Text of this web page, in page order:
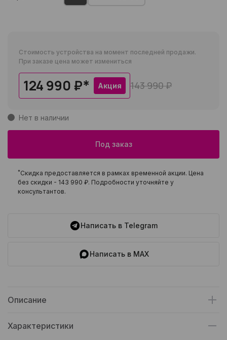
Стоимость устройства на момент последней продажи.
При заказе цена может измениться
124 990 ₽* Акция 143 990 ₽
Нет в наличии
Под заказ
*Скидка предоставляется в рамках временной акции. Цена
без скидки - 143 990 ₽. Подробности уточняйте у
консультантов.
Написать в Telegram
Написать в MAX
Описание
Характеристики